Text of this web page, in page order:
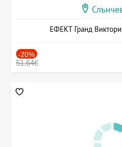
ЕФЕКТ Гранд
-20%
51.64€